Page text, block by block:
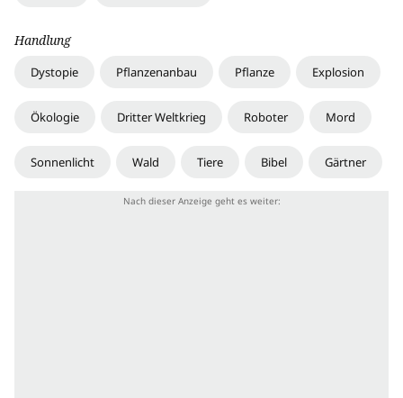
Handlung
Dystopie Pflanzenanbau Pflanze Explosion
Ökologie Dritter Weltkrieg Roboter Mord
Sonnenlicht Wald Tiere Bibel Gärtner